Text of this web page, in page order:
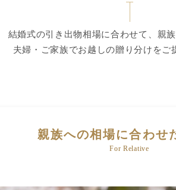
結婚式の引き出物相場に合わせて、親
夫婦・ご家族でお越しの贈り分けをご
親族への相場に合わせ
For Relative